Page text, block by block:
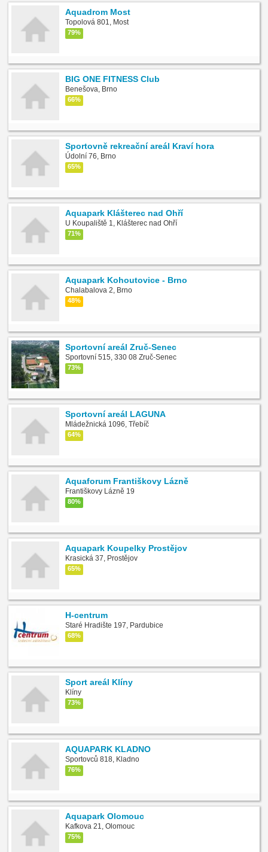
Aquadrom Most
Topolová 801, Most
79%
BIG ONE FITNESS Club
Benešova, Brno
66%
Sportovně rekreační areál Kraví hora
Údolní 76, Brno
65%
Aquapark Klášterec nad Ohří
U Koupaliště 1, Klášterec nad Ohří
71%
Aquapark Kohoutovice - Brno
Chalabalova 2, Brno
48%
Sportovní areál Zruč-Senec
Sportovní 515, 330 08 Zruč-Senec
73%
Sportovní areál LAGUNA
Mládežnická 1096, Třebíč
64%
Aquaforum Františkovy Lázně
Františkovy Lázně 19
80%
Aquapark Koupelky Prostějov
Krasická 37, Prostějov
65%
H-centrum
Staré Hradište 197, Pardubice
68%
Sport areál Klíny
Klíny
73%
AQUAPARK KLADNO
Sportovců 818, Kladno
76%
Aquapark Olomouc
Kafkova 21, Olomouc
75%